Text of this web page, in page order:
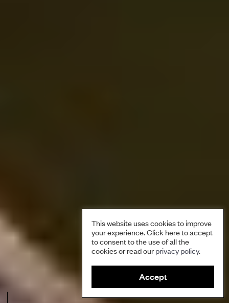
This website uses cookies to improve
your experience. Click here to accept
to consent to the use of all the
cookies or read ourprivacy policy.
Accept